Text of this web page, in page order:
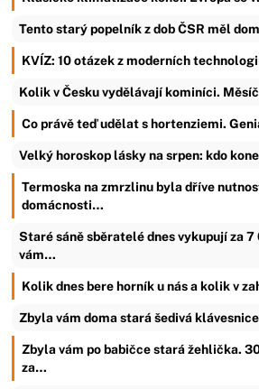
Tento starý popelník z dob ČSR měl
KVÍZ: 10 otázek z moderních
Kolik v Česku vydělávají kominíci.
Co právě teď udělat s hortenziemi.
Velký horoskop lásky na srpen: kdo
Termoska na zmrzlinu byla dříve
domácnosti…
Staré sáně sběratelé dnes vykupují za
vám…
Kolik dnes bere horník u nás a kolik v
Zbyla vám doma stará šedivá
Zbyla vám po babičce stará žehlička.
za…